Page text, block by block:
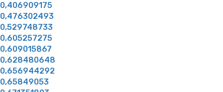
0,406909175
0,476302493
0,529748733
0,605257275
0,609015867
0,628480648
0,656944292
0,65849053